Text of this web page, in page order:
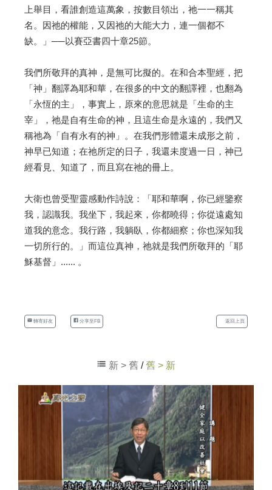
上舉目，看誰創造這萬象，按數目領出，祂一一稱其
名。因祂的權能，又因祂的大能大力，連一個都不
缺。」──以賽亞書四十章25節。
我們所敬拜的真神，是無可比擬的。在和合本聖經，把
「神」翻譯為耶和華，在很多的中文的翻譯裡，也翻為
「永恆的主」，事實上，原來的意思就是「生命的主
宰」，祂是自有生命的神，且這生命是永遠的，我們又
稱祂為「自有永有的神」。在我們形體還未成形之前，
神早已知道；在祂所定的日子，我還未度過一日，神已
經看見、知道了，而且寫在祂的冊上。
大衛也曾受聖靈感動作詩說：「耶和華啊，你已經鑒察
我，認識我。我坐下，我起來，你都曉得；你從遠處知
道我的意念。我行路，我躺臥，你都細察；你也深知我
一切所行的。」而這位真神，祂就是我們所敬拜的「耶
穌基督」...... 。
轉寄好友 分享至FB 返回上頁
新 > 舊 / 舊 > 新